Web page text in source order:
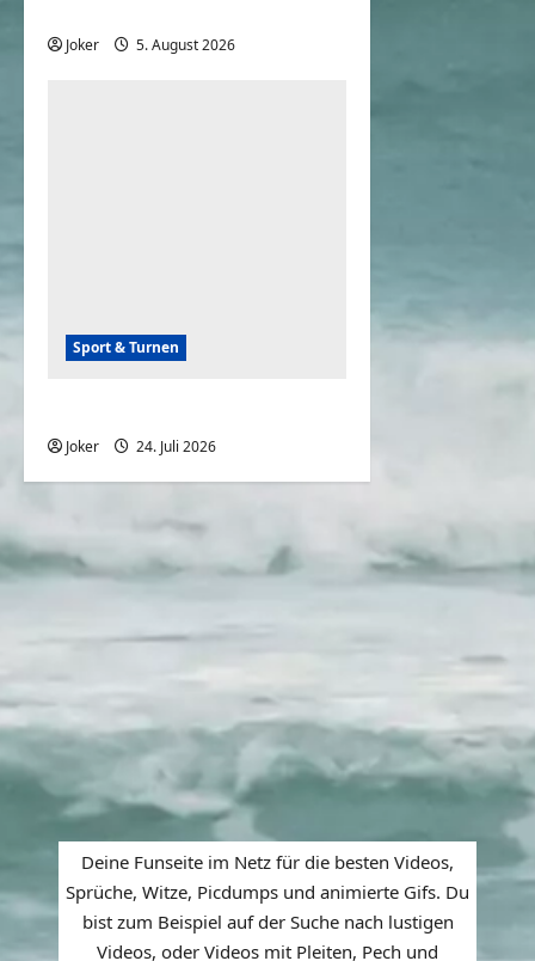
Joker 5. August 2026
Sport & Turnen
Joker 24. Juli 2026
Deine Funseite im Netz für die besten Videos,
Sprüche, Witze, Picdumps und animierte Gifs. Du
bist zum Beispiel auf der Suche nach lustigen
Videos, oder Videos mit Pleiten, Pech und